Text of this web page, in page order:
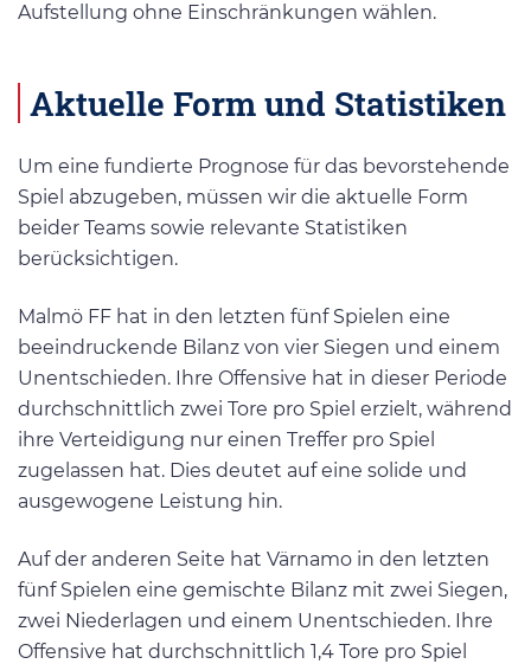
Aufstellung ohne Einschränkungen wählen.
Aktuelle Form und Statistiken
Um eine fundierte Prognose für das bevorstehende
Spiel abzugeben, müssen wir die aktuelle Form
beider Teams sowie relevante Statistiken
berücksichtigen.
Malmö FF hat in den letzten fünf Spielen eine
beeindruckende Bilanz von vier Siegen und einem
Unentschieden. Ihre Offensive hat in dieser Periode
durchschnittlich zwei Tore pro Spiel erzielt, während
ihre Verteidigung nur einen Treffer pro Spiel
zugelassen hat. Dies deutet auf eine solide und
ausgewogene Leistung hin.
Auf der anderen Seite hat Värnamo in den letzten
fünf Spielen eine gemischte Bilanz mit zwei Siegen,
zwei Niederlagen und einem Unentschieden. Ihre
Offensive hat durchschnittlich 1,4 Tore pro Spiel